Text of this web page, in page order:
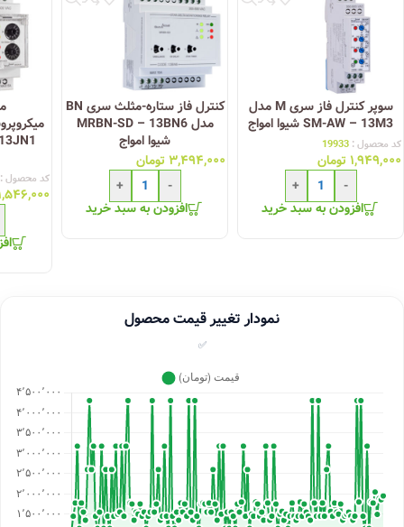
سوپر کنترل فاز سری M مدل
SM-AW – 13M3 شیوا امواج
کد محصول : 19933
۱,۹۴۹,۰۰۰ تومان
-
+
افزودن به سبد خرید
کنترل فاز ستاره-مثلث سری BN
مدل MRBN-SD – 13BN6
شیوا امواج
۳,۴۹۴,۰۰۰ تومان
-
+
افزودن به سبد خرید
کد محصول
نمودار تغییر قیمت محصول
✅